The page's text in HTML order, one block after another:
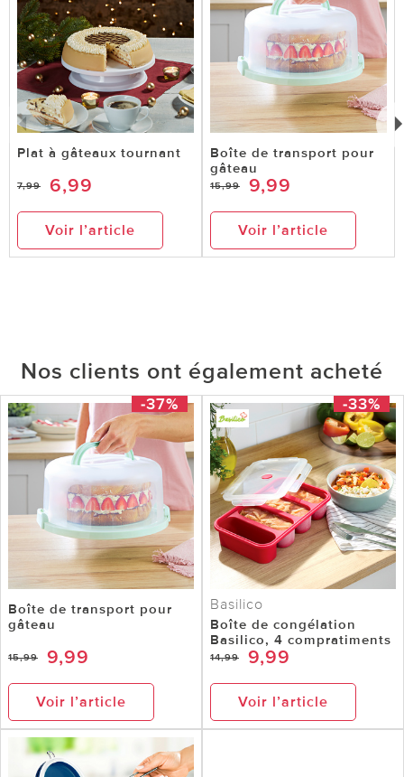
Plat à gâteaux tournant
7,99 6,99
Voir l’article
Boîte de transport pour
gâteau
15,99 9,99
Voir l’article
Nos clients ont également acheté
-37%
Boîte de transport pour
gâteau
15,99 9,99
Voir l’article
-33%
Basilico
Boîte de congélation
Basilico, 4 compratiments
14,99 9,99
Voir l’article